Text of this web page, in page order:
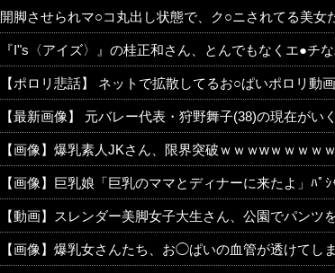
開脚させられマ○コ丸出し状態で、ク○ニされてる美女
『I"s〈アイズ〉』の桂正和さん、とんでもなくエ●チ
【ポロリ悲話】 ネットで拡散してるお○ぱいポロリ動
【最新画像】 元バレー代表・狩野舞子(38)の現在がい
【画像】爆乳素人JKさん、限界突破ｗｗｗwｗｗｗｗ
【画像】巨乳娘「巨乳のママとディナーに来たよ」ﾊﾟｼ
【動画】スレンダー美脚女子大生さん、公園でパン
【画像】爆乳女さんたち、お◯ぱいの血管が透けてし